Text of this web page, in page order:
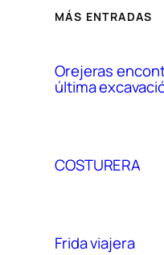
MÁS ENTRADAS
Orejeras
última
COSTURERA
Frida viajera